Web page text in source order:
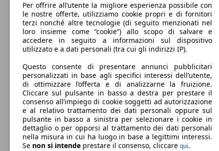
Benzina
Carburante
103 g/km
Emissioni di CO2 (combinato)*
Per offrire all’utente la migliore esperienza possibile con
le nostre offerte, utilizziamo cookie propri e di fornitori
terzi nonché altre tecnologie (di seguito menzionati nel
loro insieme come “cookie”) allo scopo di salvare e
accedere in seguito a informazioni sul dispositivo
utilizzato e a dati personali (tra cui gli indirizzi IP).
Questo consente di presentare annunci pubblicitari
personalizzati in base agli specifici interessi dell’utente,
di ottimizzare l’offerta e di analizzarne la fruizione.
Cliccare sul pulsante in basso a destra per prestare il
consenso all’impiego di cookie soggetti ad autorizzazione
e al relativo trattamento dei dati personali oppure sul
pulsante in basso a sinistra per selezionare i cookie in
dettaglio o per opporsi al trattamento dei dati personali
nella misura in cui ha luogo in base a legittimi interessi.
Se non si intende prestare il consenso, cliccare qui.